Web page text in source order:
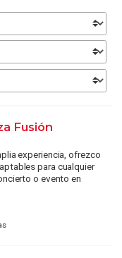
Fusión
experiencia, ofrezco
para cualquier
o evento en